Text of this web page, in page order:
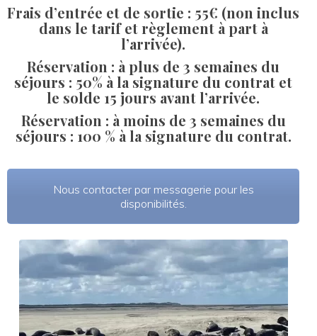
Frais d’entrée et de sortie : 55€ (non inclus
dans le tarif et règlement à part à
l’arrivée).
Réservation : à plus de 3 semaines du
éjours : 50% à la signature du contrat et
le solde 15 jours avant l’arrivée.
Réservation : à moins de 3 semaines du
éjours : 100 % à la signature du contrat.
Nous contacter par messagerie pour les
disponibilités.